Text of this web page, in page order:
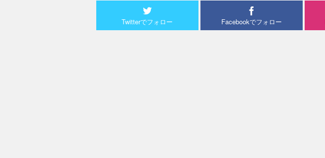
Twitterでフォロー Facebookでフォロー